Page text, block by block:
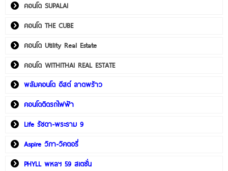
คอนโด SUPALAI
คอนโด THE CUBE
คอนโด Utility Real Estate
คอนโด WITHITHAI REAL ESTATE
พลัมคอนโด อีสต์ ลาดพร้าว
คอนโดติดรถไฟฟ้า
Life รัชดา-พระราม 9
Aspire วิภา-วิคตอรี่
PHYLL พหลฯ 59 สเตชั่น